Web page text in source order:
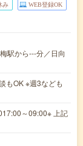
み WEB登録OK
駅から---分／日向
もOK ※週3なども
～09:00※ 上記